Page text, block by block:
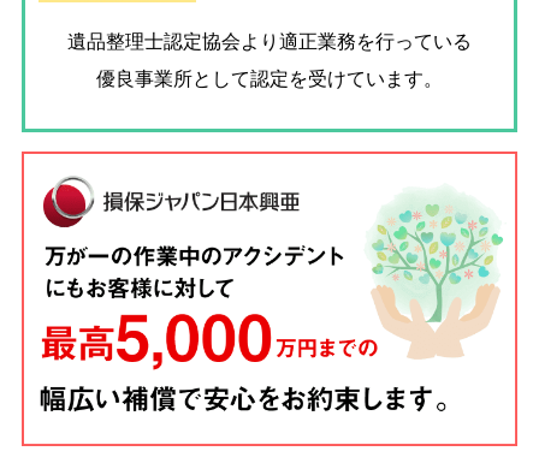
遺品整理士認定協会より適正業務を行っている
優良事業所として認定を受けています。